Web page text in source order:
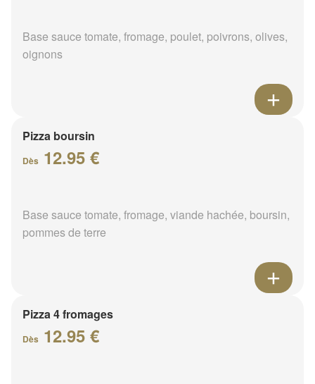
Base sauce tomate, fromage, poulet, poivrons, olives,
oignons
Pizza boursin
Dès 12.95 €
Base sauce tomate, fromage, viande hachée, boursin,
pommes de terre
Pizza 4 fromages
Dès 12.95 €